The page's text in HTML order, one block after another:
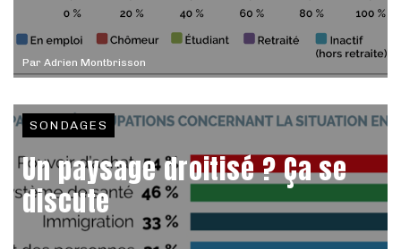
Par Adrien Montbrisson
SONDAGES
Un paysage droitisé ? Ça se
discute